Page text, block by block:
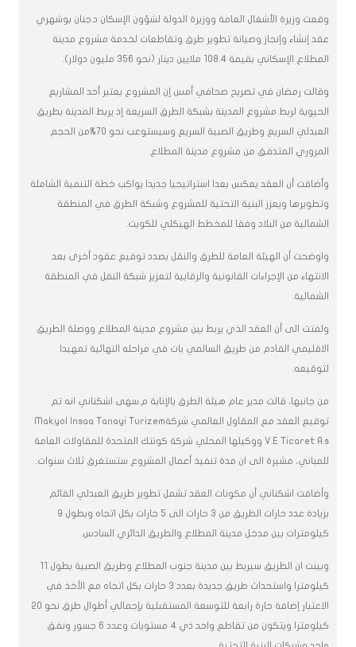
وقعت وزيرة الأشغال العامة ووزيرة الدولة لشؤون الإسكان د.جنان بوشهري
عقد إنشاء وإنجاز وصيانة تطوير طرق وتقاطعات لخدمة مشروع مدينة
المطلاع الإسكاني بقيمة 108.4 ملايين دينار (نحو 356 مليون دولار).
وقالت رمضان في تصريح صحافي أمس إن المشروع يعتبر أحد المشاريع
الحيوية لربط مشروع المدينة بشبكة الطرق السريعة إذ يربط المدينة بطريق
العبدلي السريع وطريق الصبية السريع وسيستوعب نحو 70%من الحجم
المروري المتدفق من مشروع مدينة المطلاع.
وأضافت أن العقد يعكس بعدا استراتيجيا جديدا يواكب خطة التنمية الشاملة
وتطويرها ويعزز البنية التحتية للمشروع وشبكة الطرق في المنطقة
الشمالية من البلاد وفقا للمخطط الهيكلي للكويت.
واوضحت أن الهيئة العامة للطرق والنقل بصدد توقيع عقود أخرى بعد
الانتهاء من الإجراءات القانونية والرقابية لتعزيز شبكة النقل في المنطقة
الشمالية.
ولفتت الى أن العقد الذي يربط بين مشروع مدينة المطلاع ووصلة الطريق
الاقليمي القادم من طريق السالمي بات في مراحله النهائية تمهيدا
لتوقيعه.
من جانبها، قالت مدير عام هيئة الطرق بالإنابة م.سهى اشكناني انه تم
توقيع العقد مع المقاول العالمي شركةMakyol Insaa Tanayi Turizem
V.E Ticaret A.s ووكيلها المحلي شركة كونتك المتحدة للمقاولات العامة
للمباني، مشيرة الى ان مدة تنفيذ أعمال المشروع ستستغرق ثلاث سنوات.
وأضافت اشكناني أن مكونات العقد تشمل تطوير طريق العبدلي القائم
بزيادة عدد حارات الطريق من 3 حارات الى 5 حارات بكل اتجاه وبطول 9
كيلومترات بين مدخل مدينة المطلاع والطريق الدائري السادس.
وبينت ان الطريق سيربط بين مدينة جنوب المطلاع وطريق الصبية بطول 11
كيلومترا واستحداث طريق جديدة بعدد 3 حارات بكل اتجاه مع الأخذ في
الاعتبار إضافة حارة رابعة للتوسعة المستقبلية بإجمالي أطوال طرق نحو 20
كيلومترا ويتكون من تقاطع واحد ذي 4 مستويات وعدد 6 جسور ونفق